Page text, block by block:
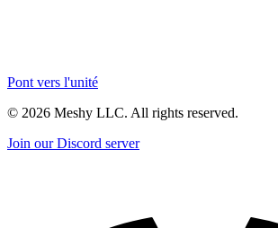
Pont vers l'unité
© 2026 Meshy LLC. All rights reserved.
Join our Discord server